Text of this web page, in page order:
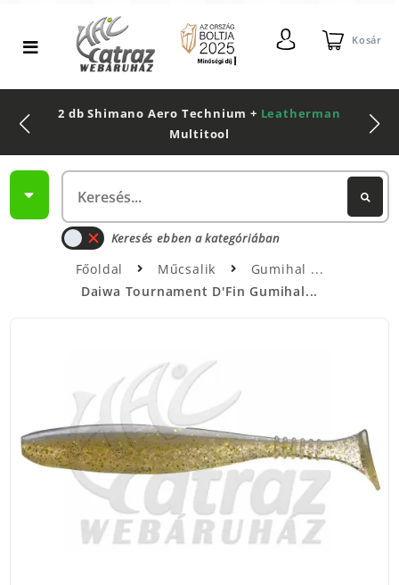
Kosár
2 db Shimano Aero Technium + Leatherman
Multitool
Keresés ebben a kategóriában
Főoldal Műcsalik
Gumihal
Daiwa Tournament D'Fin Gumihal...